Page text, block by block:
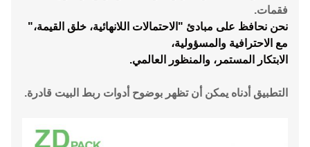
فقمات.
نحن نحافظ على مبادئ "الاحتمالات اللانهائية، خلق القيمة،"
مع الاحترافية والمسؤولية،
الابتكار المستمر، والمنظور العالمي.
التطبيق أدناه يمكن أن تظهر بوضوح أدوات ربط البيت قادرة.